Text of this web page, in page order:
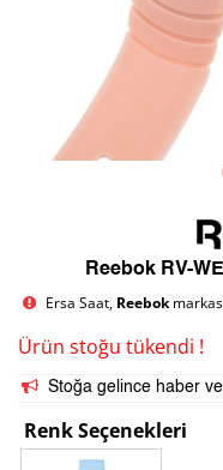
Reebok RV-
Ersa Saat, Reebok
Ürün stoğu tükendi !
Stoğa gelince haber
Renk Seçenekleri